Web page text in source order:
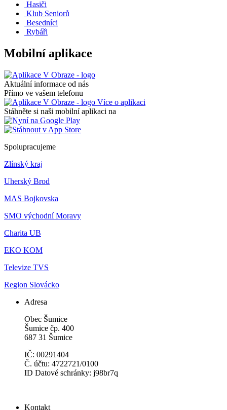
Hasiči
Klub Seniorů
Besedníci
Rybáři
Mobilní aplikace
Aktuální informace od nás
Přímo ve vašem telefonu
Více o aplikaci
Stáhněte si naši mobilní aplikaci na
Spolupracujeme
Zlínský kraj
Uherský Brod
MAS Bojkovska
SMO východní Moravy
Charita UB
EKO KOM
Televize TVS
Region Slovácko
Adresa
Obec Šumice
Šumice čp. 400
687 31 Šumice
IČ: 00291404
Č. účtu: 4722721/0100
ID Datové schránky: j98br7q
Kontakt